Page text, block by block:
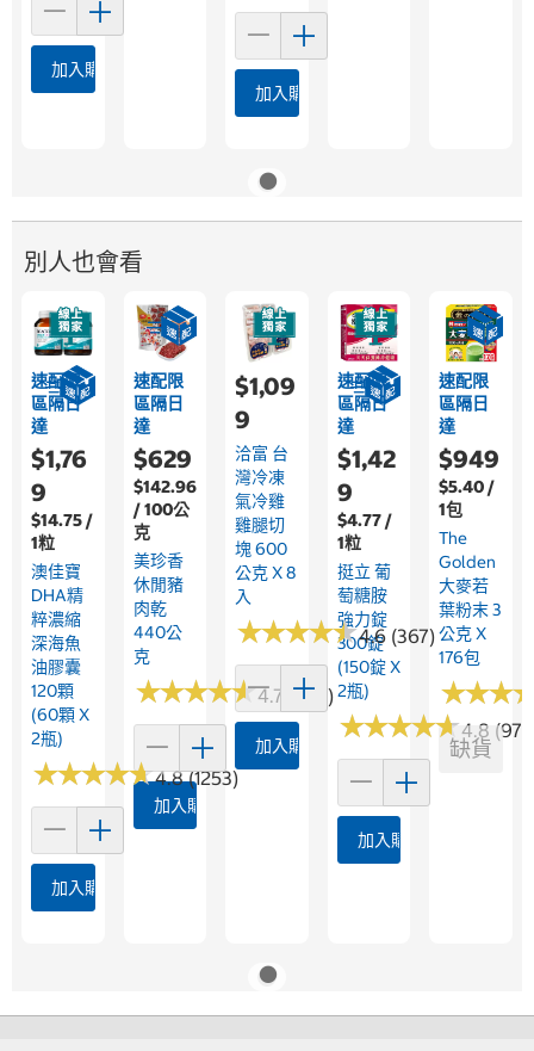
加入購物車
加入購物車
別人也會看
速配限
區隔日
達
$1,76
9
$14.75 /
1粒
澳佳寶
DHA精
粹濃縮
深海魚
油膠囊
120顆
(60顆 X
2瓶)
★★★★★
★★★★★4.8 (1253)
加入購物車
速配限
區隔日
達
$629
$142.96
/ 100公
克
美珍香
休閒豬
肉乾
440公
克
★★★★★
★★★★★4.7 (239)
加入購物車
$1,09
9
洽富 台
灣冷凍
氣冷雞
雞腿切
塊 600
公克 X 8
入
★★★★★
★★★★★4.6 (367)
加入購物車
速配限
區隔日
達
$1,42
9
$4.77 /
1粒
挺立 葡
萄糖胺
強力錠
300錠
(150錠 X
2瓶)
★★★★★
★★★★★4.8
加入購物車
速配限
區隔日
達
$949
$5.40 /
1包
The
Golden
大麥若
葉粉末 3
公克 X
176包
★★★
★★★
缺貨